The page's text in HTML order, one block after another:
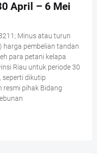
April – 6 Mei
Minus atau turun
harga pembelian tandan
para petani kelapa
Riau untuk periode 30
seperti dikutip
resmi pihak Bidang